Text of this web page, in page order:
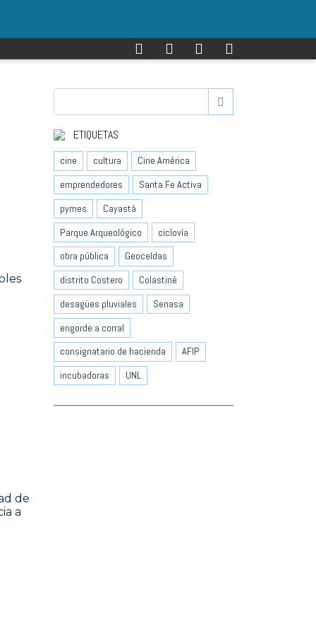
de
a
ETIQUETAS
cine cultura
Cine América
emprendedores
Santa Fe Activa
pymes
Cayastá
Parque Arqueológico
ciclovía
obra pública
Geoceldas
distrito Costero
Colastiné
desagües pluviales
Senasa
engorde a corral
consignatario de hacienda
AFIP
incubadoras
UNL